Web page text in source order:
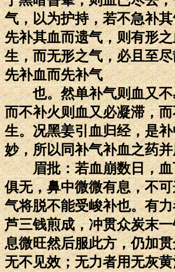
气，以为护持，若不急补
先补其血而遗气，则有形
生，而无形之气，必且至
先补血而先补气
也。然单补气则血又不
而不补火则血又必凝滞，
生。况黑姜引血归经，是
妙，所以同补气补血之药
眉批：若血崩数日，血
俱无，鼻中微微有息，不
气将脱不能受峻补也。有
芦三钱煎成，冲贯众炭末
息微旺然后服此方，仍加
无不见效；无力者用无灰